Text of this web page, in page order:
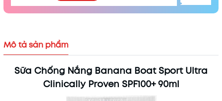
Mã khuyến mãi:
Điều kiện:
Mô tả sản phẩm
Sữa Chống Nắng Banana Boat Sport Ultra
Clinically Proven SPF100+ 90ml